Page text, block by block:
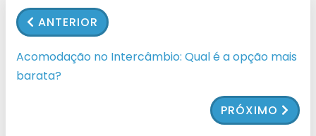
ANTERIOR
Acomodação no Intercâmbio: Qual é a opção mais
barata?
PRÓXIMO